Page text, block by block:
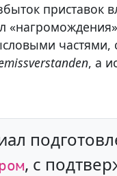
частями,
missverstanden, а
, с